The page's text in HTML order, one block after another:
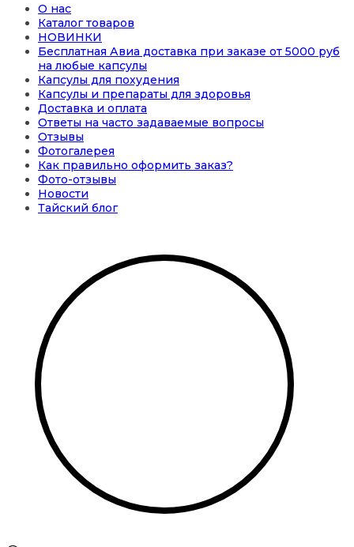
О нас
Каталог товаров
НОВИНКИ
Бесплатная Авиа доставка при заказе от 5000 руб
на любые капсулы
Капсулы для похудения
Капсулы и препараты для здоровья
Доставка и оплата
Ответы на часто задаваемые вопросы
Отзывы
Фотогалерея
Как правильно оформить заказ?
Фото-отзывы
Новости
Тайский блог